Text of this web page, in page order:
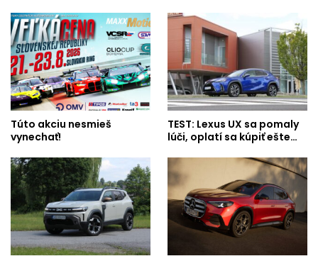
Túto akciu nesmieš
vynechať!
TEST: Lexus UX sa pomaly
lúči, oplatí sa kúpiť ešte…